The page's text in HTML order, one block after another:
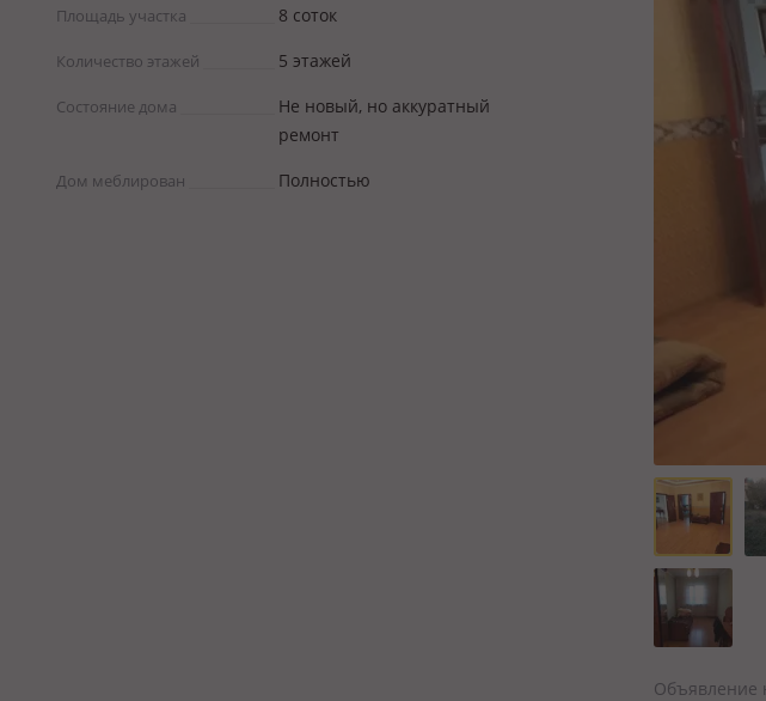
Площадь участка 8 соток
Количество этажей 5 этажей
Состояние дома
Не новый, но аккуратный
ремонт
Дом меблирован Полностью
Объявление